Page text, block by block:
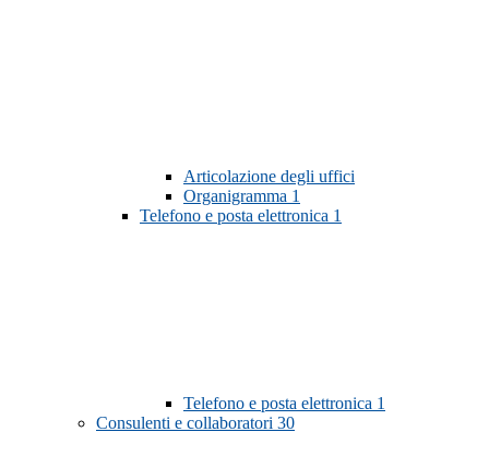
Articolazione degli uffici
Organigramma 1
Telefono e posta elettronica 1
Telefono e posta elettronica 1
Consulenti e collaboratori 30